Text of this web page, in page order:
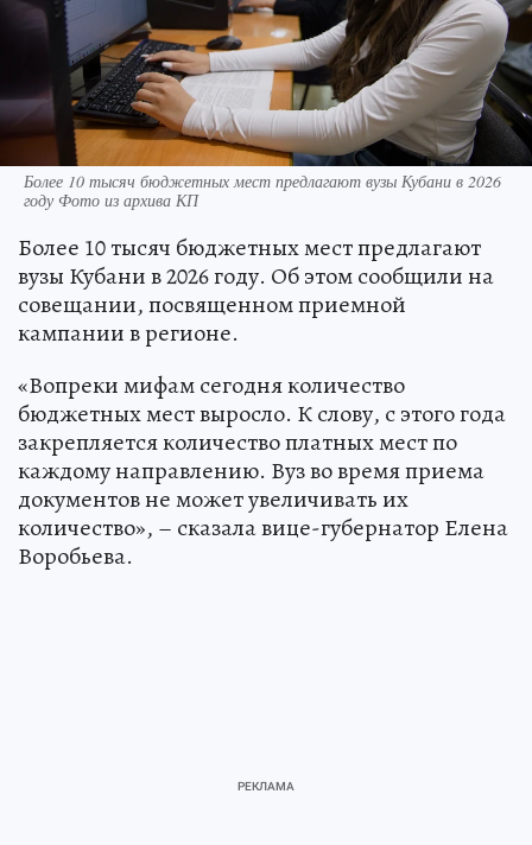
Более 10 тысяч бюджетных мест предлагают вузы Кубани в 2026
году Фото из архива КП
Более 10 тысяч бюджетных мест предлагают
вузы Кубани в 2026 году. Об этом сообщили на
совещании, посвященном приемной
кампании в регионе.
«Вопреки мифам сегодня количество
бюджетных мест выросло. К слову, с этого года
закрепляется количество платных мест по
каждому направлению. Вуз во время приема
документов не может увеличивать их
количество», – сказала вице-губернатор Елена
Воробьева.